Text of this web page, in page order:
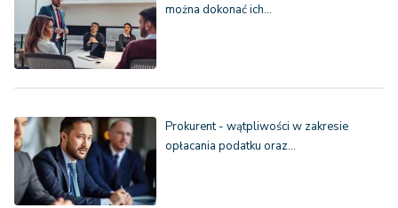
można dokonać ich…
Prokurent - wątpliwości w zakresie
opłacania podatku oraz…